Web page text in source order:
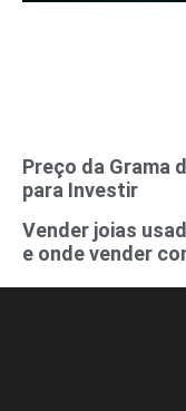
Preço da Grama
para Investir
Vender joias
e onde vender